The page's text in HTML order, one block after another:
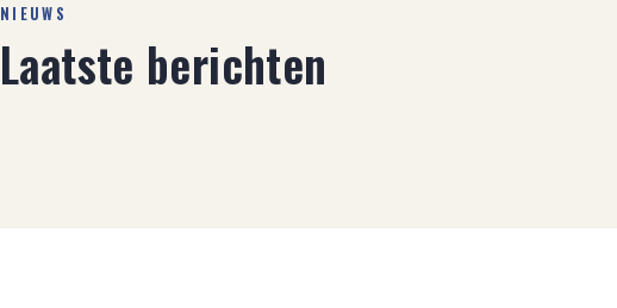
NIEUWS
Laatste berichten